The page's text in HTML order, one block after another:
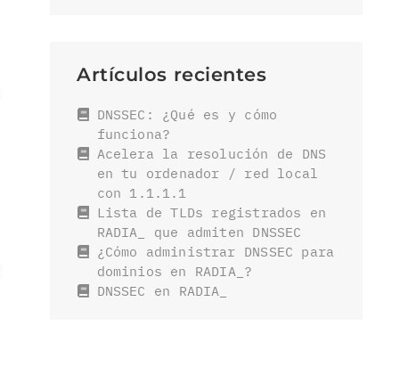
Artículos recientes
DNSSEC: ¿Qué es y cómo
funciona?
Acelera la resolución de DNS
en tu ordenador / red local
con 1.1.1.1
Lista de TLDs registrados en
RADIA_ que admiten DNSSEC
¿Cómo administrar DNSSEC para
dominios en RADIA_?
DNSSEC en RADIA_